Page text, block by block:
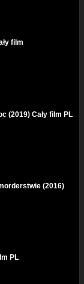
film
(2019) Cały film PL
(2016)
PL